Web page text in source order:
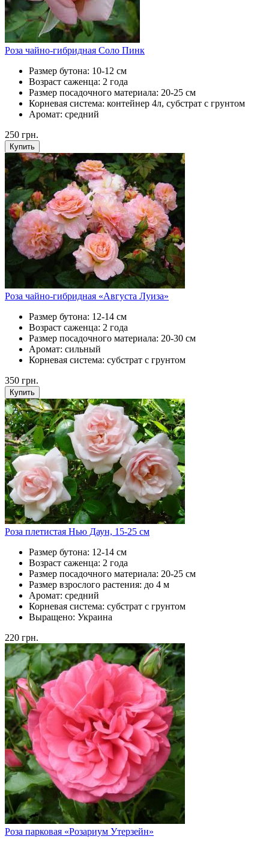
Роза чайно-гибридная Соло Пинк
Размер бутона: 10-12 см
Возраст саженца: 2 года
Размер посадочного материала: 20-25 см
Корневая система: контейнер 4л, субстрат с грунтом
Аромат: средний
250 грн.
Купить
Роза чайно-гибридная «Августа Луиза»
Размер бутона: 12-14 см
Возраст саженца: 2 года
Размер посадочного материала: 20-30 см
Аромат: сильный
Корневая система: субстрат с грунтом
350 грн.
Купить
Роза плетистая Нью Даун, 15-25 см
Размер бутона: 12-14 см
Возраст саженца: 2 года
Размер посадочного материала: 20-25 см
Размер взрослого растения: до 4 м
Аромат: средний
Корневая система: субстрат с грунтом
Выращено: Украина
220 грн.
Роза парковая «Розариум Утерзейн»